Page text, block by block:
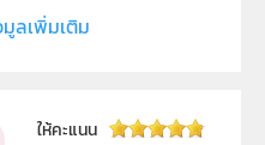
ลเพิ่มเติม
ให้คะแนน